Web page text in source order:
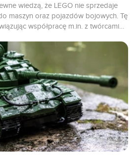
wiedzą, że LEGO nie sprzedaje
maszyn oraz pojazdów bojowych. Tę
współpracę m.in. z twórcami
czołgu z WoT, wybierając